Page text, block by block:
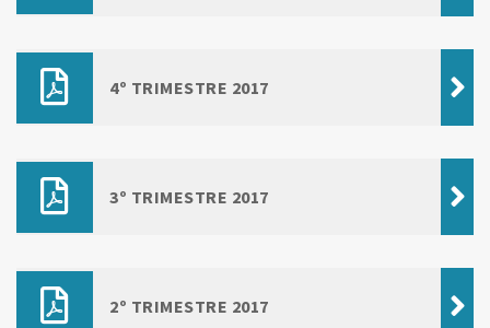
4º TRIMESTRE 2017
3º TRIMESTRE 2017
2º TRIMESTRE 2017